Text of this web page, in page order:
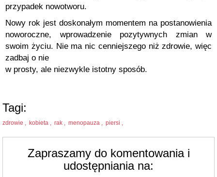
przypadek nowotworu.
Nowy rok jest doskonałym momentem na postanowienia
noworoczne, wprowadzenie pozytywnych zmian w
swoim życiu. Nie ma nic cenniejszego niż zdrowie, więc
zadbaj o nie
w prosty, ale niezwykle istotny sposób.
Tagi:
zdrowie , kobieta , rak , menopauza , piersi ,
Zapraszamy do komentowania i
udostępniania na: